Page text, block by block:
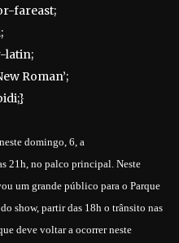
fareast;
latin;
Roman’;
domingo, 6, a
21h, no palco principal. Neste
um grande público para o Parque
show, partir das 18h o trânsito nas
deve voltar a ocorrer neste